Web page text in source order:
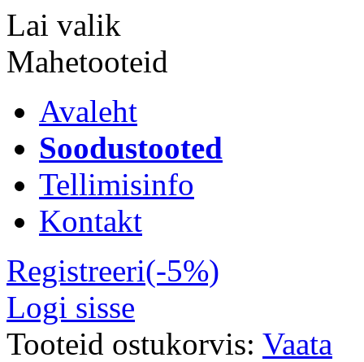
Lai valik
Mahetooteid
Avaleht
Soodustooted
Tellimisinfo
Kontakt
Registreeri(-5%)
Logi sisse
Tooteid ostukorvis: Vaata